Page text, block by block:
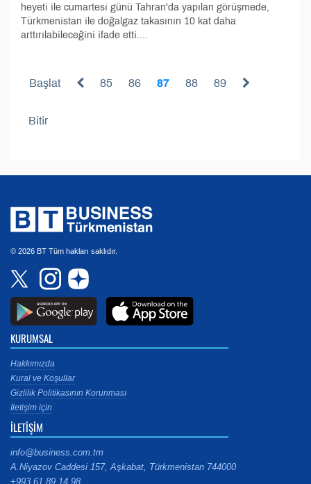
heyeti ile cumartesi günü Tahran'da yapılan görüşmede,
Türkmenistan ile doğalgaz takasının 10 kat daha
arttırılabileceğini ifade etti....
Başlat 85 86 87 88 89
Bitir
© 2026 BT Tüm hakları saklıdır.
KURUMSAL
Hakkımızda
Kural ve Koşullar
Gizlilik Politikasının Korunması
İletişim için
İLETİŞİM
info@business.com.tm
A.Niyazov Caddesi 157, Aşkabat, Türkmenistan 744000
+993 61 89 14 98